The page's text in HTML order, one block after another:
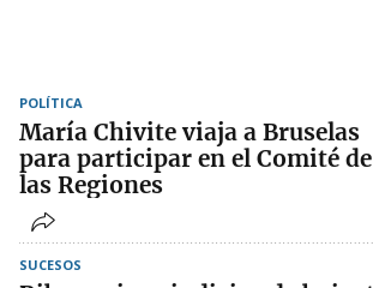
POLÍTICA
María Chivite viaja a Bruselas
para participar en el Comité de
las Regiones
SUCESOS